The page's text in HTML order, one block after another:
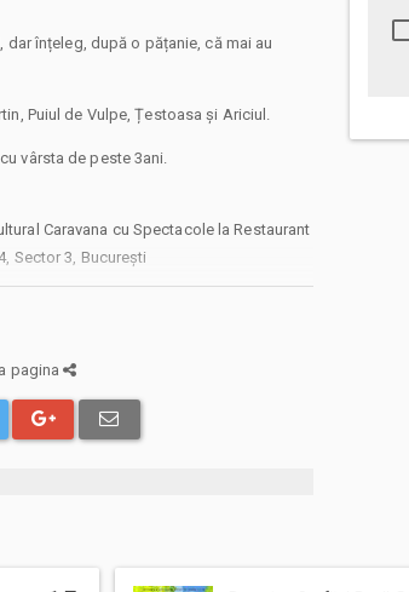
înțeleg, după o pățanie, că mai au
Puiul de Vulpe, Țestoasa și Ariciul.
vârsta de peste 3ani.
Caravana cu Spectacole la Restaurant
Sector 3, București
achită bilete atât pentru părinți cât și
sau abonamentelor afisate, pot exista
taxe de intermediere, procesare,
veti solicita livrarea prin curier a
pagina